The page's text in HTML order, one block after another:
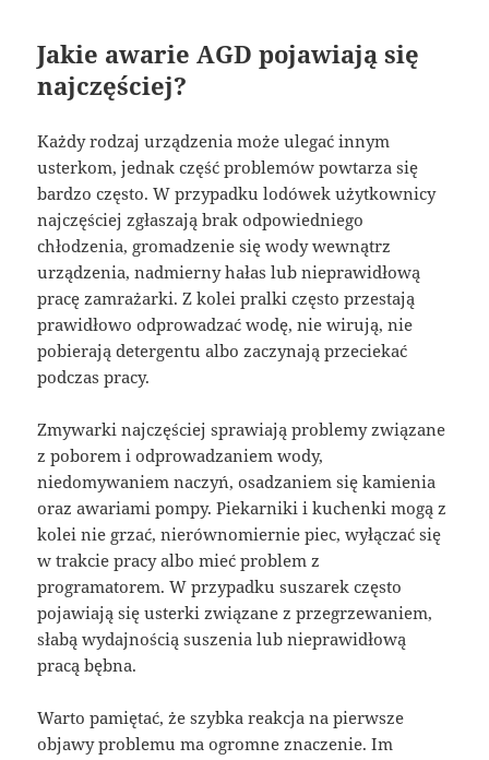
Jakie awarie AGD pojawiają się
najczęściej?
Każdy rodzaj urządzenia może ulegać innym
usterkom, jednak część problemów powtarza się
bardzo często. W przypadku lodówek użytkownicy
najczęściej zgłaszają brak odpowiedniego
chłodzenia, gromadzenie się wody wewnątrz
urządzenia, nadmierny hałas lub nieprawidłową
pracę zamrażarki. Z kolei pralki często przestają
prawidłowo odprowadzać wodę, nie wirują, nie
pobierają detergentu albo zaczynają przeciekać
podczas pracy.
Zmywarki najczęściej sprawiają problemy związane
z poborem i odprowadzaniem wody,
niedomywaniem naczyń, osadzaniem się kamienia
oraz awariami pompy. Piekarniki i kuchenki mogą z
kolei nie grzać, nierównomiernie piec, wyłączać się
w trakcie pracy albo mieć problem z
programatorem. W przypadku suszarek często
pojawiają się usterki związane z przegrzewaniem,
słabą wydajnością suszenia lub nieprawidłową
pracą bębna.
Warto pamiętać, że szybka reakcja na pierwsze
objawy problemu ma ogromne znaczenie. Im